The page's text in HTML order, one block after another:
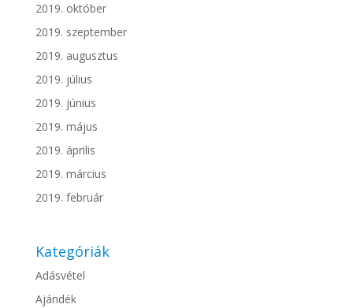
2019. október
2019. szeptember
2019. augusztus
2019. július
2019. június
2019. május
2019. április
2019. március
2019. február
Kategóriák
Adásvétel
Ajándék